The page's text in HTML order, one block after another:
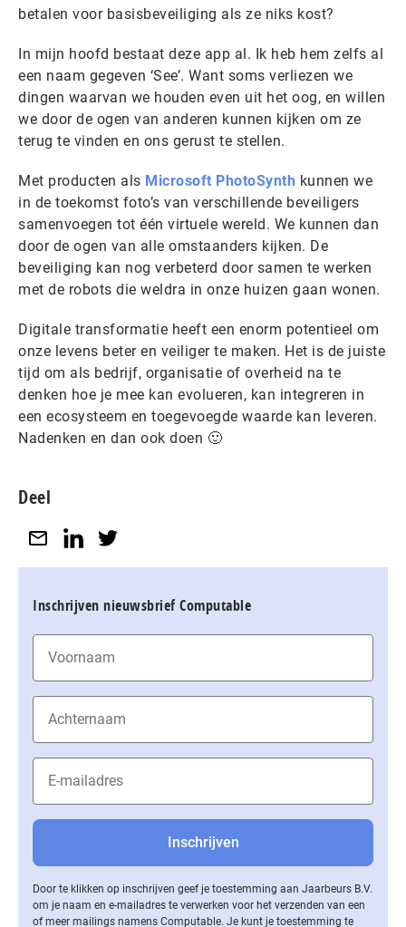
betalen voor basisbeveiliging als ze niks kost?
In mijn hoofd bestaat deze app al. Ik heb hem zelfs al
een naam gegeven ‘See’. Want soms verliezen we
dingen waarvan we houden even uit het oog, en willen
we door de ogen van anderen kunnen kijken om ze
terug te vinden en ons gerust te stellen.
Met producten als Microsoft PhotoSynth kunnen we
in de toekomst foto’s van verschillende beveiligers
samenvoegen tot één virtuele wereld. We kunnen dan
door de ogen van alle omstaanders kijken. De
beveiliging kan nog verbeterd door samen te werken
met de robots die weldra in onze huizen gaan wonen.
Digitale transformatie heeft een enorm potentieel om
onze levens beter en veiliger te maken. Het is de juiste
tijd om als bedrijf, organisatie of overheid na te
denken hoe je mee kan evolueren, kan integreren in
een ecosysteem en toegevoegde waarde kan leveren.
Nadenken en dan ook doen 🙂
Deel
Inschrijven nieuwsbrief Computable
Door te klikken op inschrijven geef je toestemming aan Jaarbeurs B.V.
om je naam en e-mailadres te verwerken voor het verzenden van een
of meer mailings namens Computable. Je kunt je toestemming te